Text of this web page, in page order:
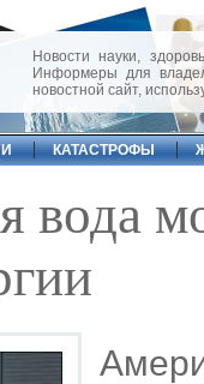
Новости науки,
Информеры для
новостной сайт,
КАТАСТРОФЫ
вода